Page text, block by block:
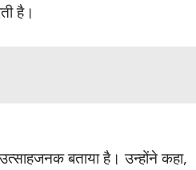
है।
बताया है। उन्होंने कहा,